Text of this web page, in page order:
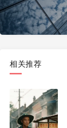
相关推荐